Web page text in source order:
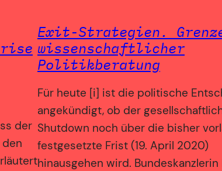
der
Exit-Strategien.
wissenschaftlicher
Politikberatung
Für heute [i] ist die politische
angekündigt, ob der
Shutdown noch über die bisher
festgesetzte Frist (19. April 2020)
hinausgehen wird. Bundeskanzlerin